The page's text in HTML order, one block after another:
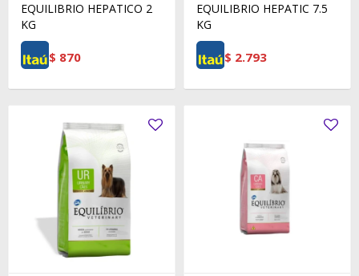
EQUILIBRIO HEPATICO 2
KG
$ 870
EQUILIBRIO HEPATIC 7.5
KG
$ 2.793